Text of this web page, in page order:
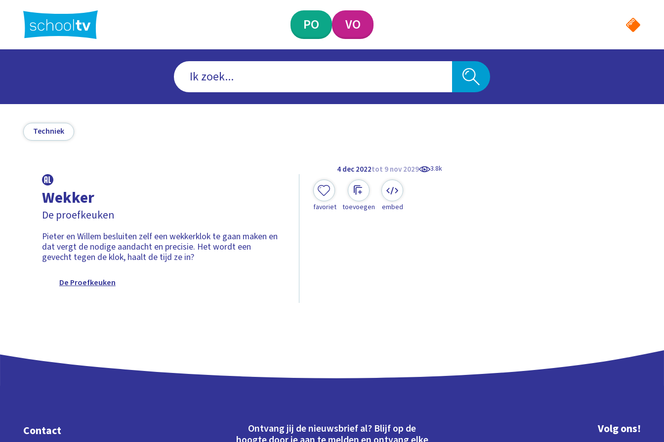
hoofdinhoud
PO VO
Techniek
4 dec 2022tot 9 nov 2029 3.8k
Wekker
De proefkeuken
Pieter en Willem besluiten zelf een wekkerklok te gaan maken en
dat vergt de nodige aandacht en precisie. Het wordt een
gevecht tegen de klok, haalt de tijd ze in?
De Proefkeuken
favoriet toevoegen embed
Contact
Ontvang jij de nieuwsbrief al? Blijf op de
Volg ons!